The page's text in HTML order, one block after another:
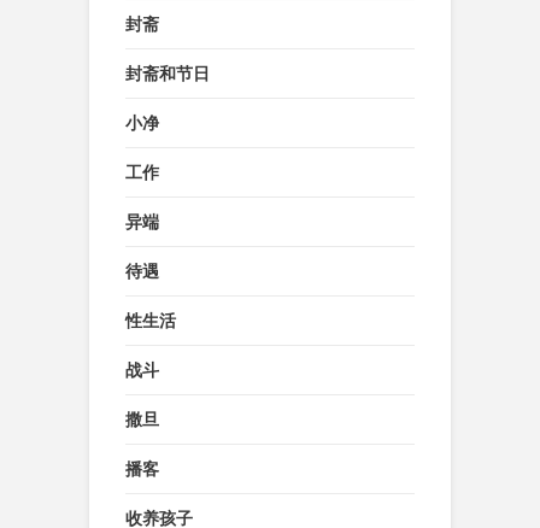
封斋
封斋和节日
小净
工作
异端
待遇
性生活
战斗
撒旦
播客
收养孩子